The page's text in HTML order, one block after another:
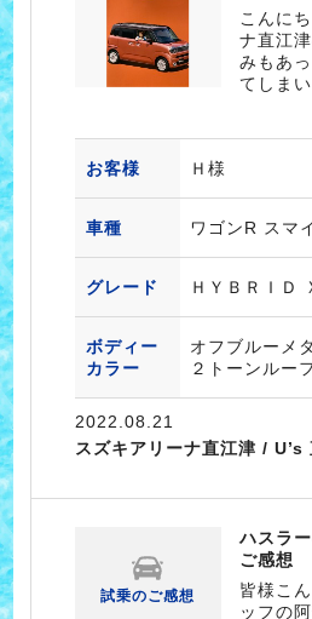
こんに
ナ直江
みもあ
てしま
お客様 Ｈ様
車種 ワゴンR スマ
グレード ＨＹＢＲＩＤ
ボディー
カラー
オフブルーメ
２トーンルー
2022.08.21
スズキアリーナ直江津 / U’s
試乗のご感想
ハスラ
ご感想
皆様こ
ッフの